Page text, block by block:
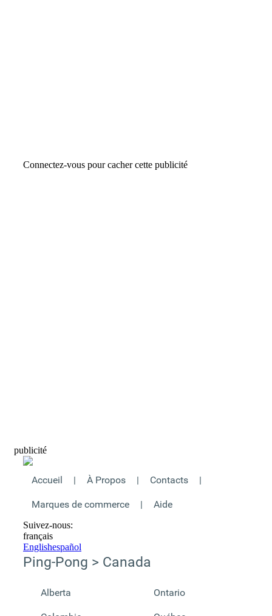
Connectez-vous pour cacher cette publicité
publicité
Accueil | À Propos | Contacts |
Marques de commerce | Aide
Suivez-nous:
français
Englishespañol
Ping-Pong > Canada
Alberta Ontario